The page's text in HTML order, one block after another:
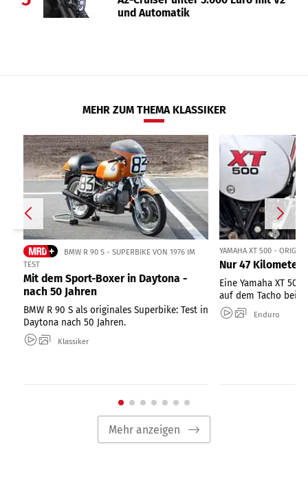
und Automatik
MEHR ZUM THEMA KLASSIKER
BMW R 90 S - SUPERBIKE VON 1976 IM
TEST
Mit dem Sport-Boxer in Daytona -
nach 50 Jahren
BMW R 90 S als originales Superbike: Test in
Daytona nach 50 Jahren.
Klassiker
YAMAHA XT 500 -
Nur 47 Kilometer
Eine Yamaha XT
auf dem Tacho bei
Enduro
Mehr anzeigen